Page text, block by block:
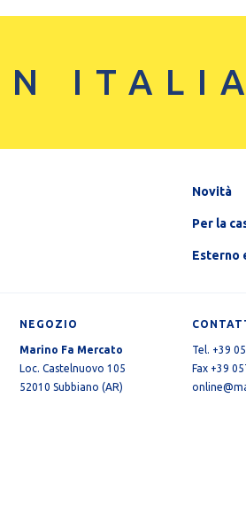
ITALIA
Novità
Per la
Esterno
NEGOZIO
Marino Fa Mercato
Loc. Castelnuovo 105
52010 Subbiano (AR)
Tel. +39
Fax +39